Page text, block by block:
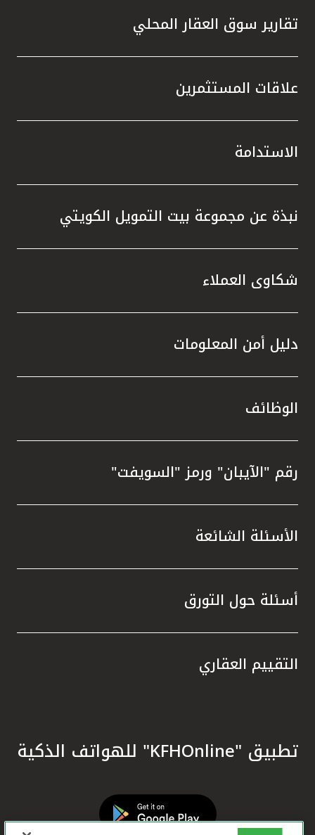
تقارير سوق العقار المحلي
علاقات المستثمرين
الاستدامة
نبذة عن مجموعة بيت التمويل الكويتي
شكاوى العملاء
دليل أمن المعلومات
الوظائف
رقم "الآيبان" ورمز "السويفت"
الأسئلة الشائعة
أسئلة حول التورق
التقييم العقاري
تطبيق "KFHOnline" للهواتف الذكية